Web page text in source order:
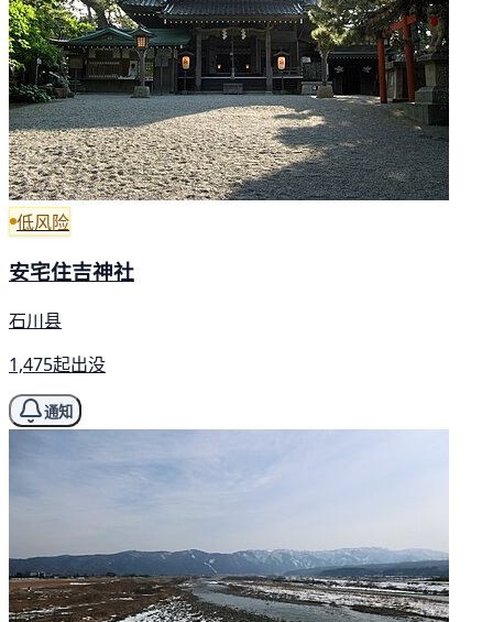
低风险
安宅住吉神社
石川县
1,475起出没
通知